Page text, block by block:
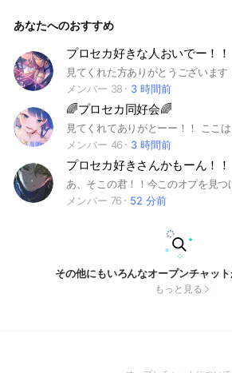
伝用ノートでなら⭕️ 荒らし❌ 見る専⭕️ でもはいった時のあい
方のみでお願いします〜 それではみなさんがはいってくれる
のを楽しみにしながらまってます！！ 🏷️ #プロセカ #雑談 #プ
ロジェクトセカイ #プロセカ雑談
あなたへのおすすめ
プロセカ好きな人おいでー！！
メンバー 38
3 時間前
🌈プロセカ同好会🌈
メンバー 46
3 時間前
プロセカ好きさんかもーん！！
メンバー 76
52 分前
その他にもいろんなオープンチャッ
もっと見る